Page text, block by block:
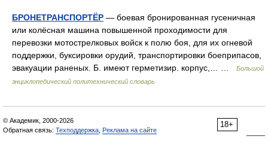
БРОНЕТРАНСПОРТЁР — боевая бронированная гусеничная
или колёсная машина повышенной проходимости для
перевозки мотострелковых войск к полю боя, для их огневой
поддержки, буксировки орудий, транспортировки боеприпасов,
эвакуации раненых. Б. имеют герметизир. корпус,… …
Большой
энциклопедический политехнический словарь
18+
© Академик, 2000-2026
Обратная связь: Техподдержка Реклама на сайте